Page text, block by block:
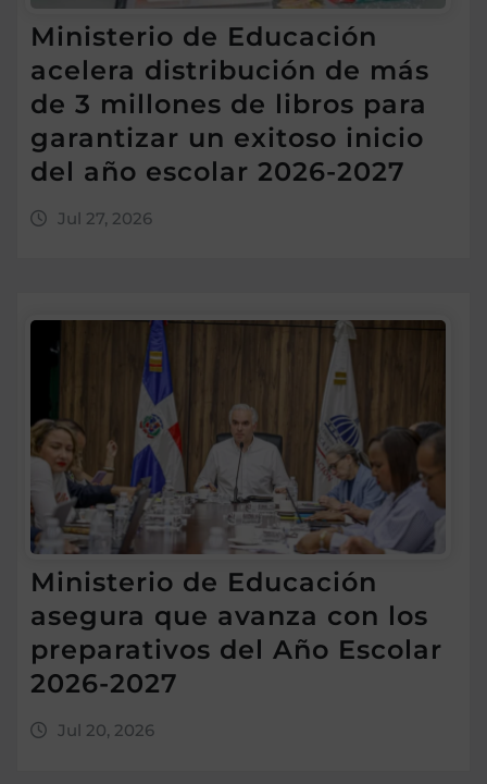
Ministerio de Educación
acelera distribución de más
de 3 millones de libros para
garantizar un exitoso inicio
del año escolar 2026-2027
Jul 27, 2026
Ministerio de Educación
asegura que avanza con los
preparativos del Año Escolar
2026-2027
Jul 20, 2026